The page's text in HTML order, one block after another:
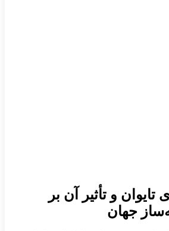
تایوان و تأثیر آن بر
جهان